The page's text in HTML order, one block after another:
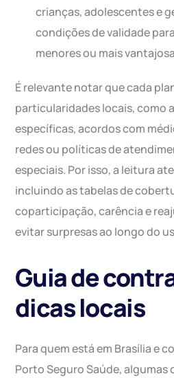
crianças, adolescentes e
condições de validade
menores ou mais
É relevante notar que cada
particularidades locais, como
específicas, acordos com
redes ou políticas de
especiais. Por isso, a leitura
incluindo as tabelas de
coparticipação, carência e
evitar surpresas ao longo do
Guia de
dicas locais
Para quem está em Brasília e
Porto Seguro Saúde,